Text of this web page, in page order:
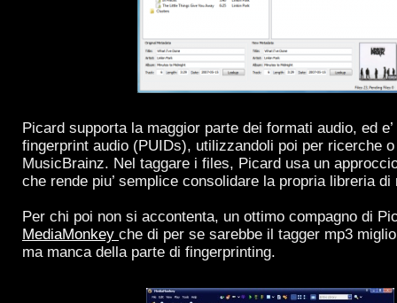
Picard supporta la maggior parte dei formati audio, ed
fingerprint audio (PUIDs), utilizzandoli poi per ricerche
MusicBrainz. Nel taggare i files, Picard usa un
che rende piu’ semplice consolidare la propria libreria di
Per chi poi non si accontenta, un ottimo compagno di
MediaMonkey che di per se sarebbe il tagger mp3
ma manca della parte di fingerprinting.